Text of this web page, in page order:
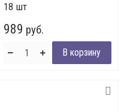
18 шт
989 руб.